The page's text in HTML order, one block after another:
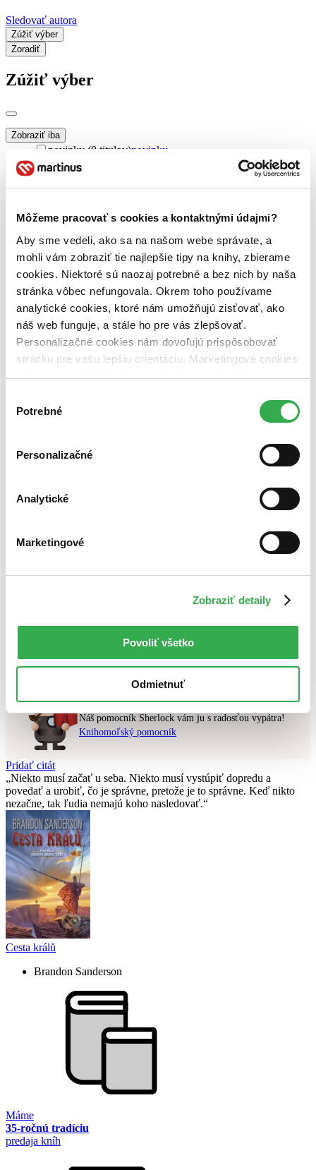
Môžeme pracovať s cookies a kontaktnými údajmi?
Aby sme vedeli, ako sa na našom webe správate, a
mohli vám zobraziť tie najlepšie tipy na knihy, zbierame
cookies. Niektoré sú naozaj potrebné a bez nich by naša
stránka vôbec nefungovala. Okrem toho používame
analytické cookies, ktoré nám umožňujú zisťovať, ako
náš web funguje, a stále ho pre vás zlepšovať.
Personalizačné cookies nám dovoľujú prispôsobovať
stránku pre vašu lepšiu orientáciu. Marketingové cookies
nám zas umožňujú zobrazenie relevantnej reklamy.
nám pomohlo, keby sme mohli používať všetky tieto
súhlasu
Potrebné
Personalizačné
Analytické
Marketingové
Zobraziť detaily
Povoliť všetko
Odmietnuť
Sledovať autora
Zúžiť výber
Zoradiť
Zúžiť výber
Zobraziť iba
novinky (0 titulov)novinky
zľavnené tituly (0 titulov)
Dostupnosť
predpredaj (0 titulov)predpredaj
dostupná (bez vypredaných) (0 titulov)dostupná (bez
vypredaných)
nová
čítaná (0 titulov)čítaná
čítaná - výborný stav (0 titulov)čítaná - výborný stav
čítaná - mierne opotrebovaná (0 titulov)čítaná - mierne
opotrebovaná
čítané verzie vypredaných kníh (0 titulov) čítané verzie
vypredaných kníh
Zúžiť výber
Bestsellery
Najdrahšie
na skladeVydavateľstvo St. Martin´s Press
vyhovujúci zadaným podmienkam.
Chcete poradiť knihu?
Náš pomocník Sherlock vám ju s radosťou vypátra!
Knihomoľský pomocník
Pridať citát
Niekto musí začať u seba. Niekto musí vystúpiť dopredu a
povedať a urobiť, čo je správne, pretože je to správne. Keď nikto
nezačne, tak ľudia nemajú koho nasledovať.
Cesta králů
Brandon Sanderson
Máme
35-ročnú tradíciu
predaja kníh